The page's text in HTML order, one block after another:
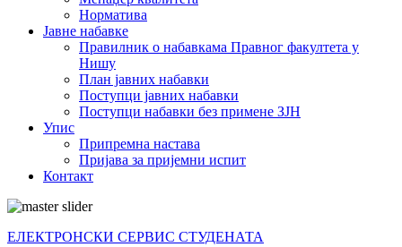
Норматива
Јавне набавке
Правилник о набавкама Правног факултета у
Нишу
План јавних набавки
Поступци јавних набавки
Поступци набавки без примене ЗЈН
Упис
Припремна настава
Пријава за пријемни испит
Контакт
ЕЛЕКТРОНСКИ СЕРВИС СТУДЕНАТА